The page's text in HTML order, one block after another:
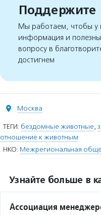
Поддержите
Мы работаем, чтобы у
информация и
вопросу в
достигнем
Москва
ТЕГИ: бездомные животные,
отношение к животным
НКО: Межрегиональная
Узнайте больше в
Ассоциация